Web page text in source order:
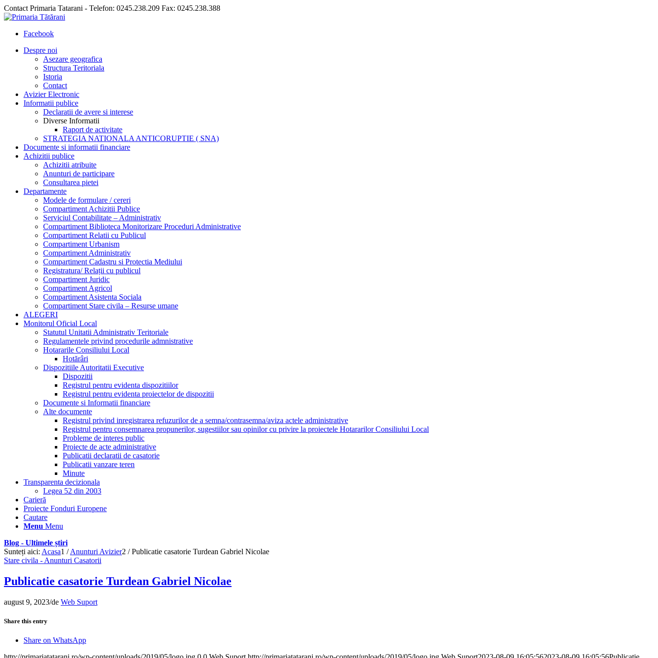
Contact Primaria Tatarani - Telefon: 0245.238.209 Fax: 0245.238.388
Facebook
Despre noi
Asezare geografica
Structura Teritoriala
Istoria
Contact
Avizier Electronic
Informatii publice
Declaratii de avere si interese
Diverse Informatii
Raport de activitate
STRATEGIA NATIONALA ANTICORUPTIE ( SNA)
Documente si informatii financiare
Achizitii publice
Achizitii atribuite
Anunturi de participare
Consultarea pietei
Departamente
Modele de formulare / cereri
Compartiment Achizitii Publice
Serviciul Contabilitate – Administrativ
Compartiment Biblioteca Monitorizare Proceduri Administrative
Compartiment Relatii cu Publicul
Compartiment Urbanism
Compartiment Administrativ
Compartiment Cadastru si Protectia Mediului
Registratura/ Relații cu publicul
Compartiment Juridic
Compartiment Agricol
Compartiment Asistenta Sociala
Compartiment Stare civila – Resurse umane
ALEGERI
Monitorul Oficial Local
Statutul Unitatii Administrativ Teritoriale
Regulamentele privind procedurile admnistrative
Hotararile Consiliului Local
Hotărâri
Dispozitiile Autoritatii Executive
Dispozitii
Registrul pentru evidenta dispozitiilor
Registrul pentru evidenta proiectelor de dispozitii
Documente si Informatii financiare
Alte documente
Registrul privind inregistrarea refuzurilor de a semna/contrasemna/aviza actele administrative
Registrul pentru consemnarea propunerilor, sugestiilor sau opinilor cu privire la proiectele Hotararilor Consiliului Local
Probleme de interes public
Proiecte de acte administrative
Publicatii declaratii de casatorie
Publicatii vanzare teren
Minute
Transparenta decizionala
Legea 52 din 2003
Carieră
Proiecte Fonduri Europene
Cautare
Menu Menu
Blog - Ultimele știri
Sunteți aici: Acasa1 / Anunturi Avizier2 / Publicatie casatorie Turdean Gabriel Nicolae
Stare civila - Anunturi Casatorii
Publicatie casatorie Turdean Gabriel Nicolae
august 9, 2023/de Web Suport
Share this entry
Share on WhatsApp